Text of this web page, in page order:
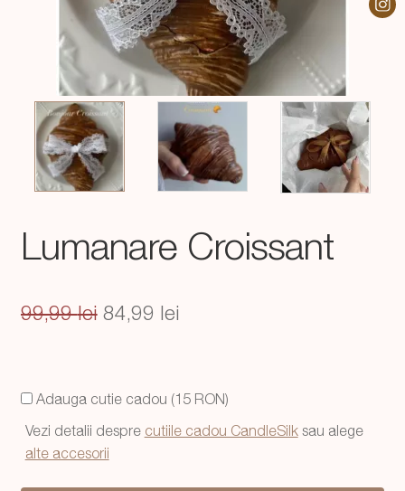
Lumanare Croissant
99,99lei Prețul
fost:
99,99 lei.
84,99 lei
84,99 lei.
Adauga cutie cadou (15 RON)
Vezi detalii despre cutiile cadou CandleSilksau alege
alte accesorii